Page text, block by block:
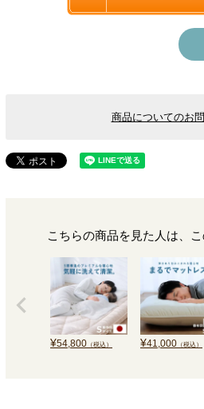
商品についてのお
こちらの商品を見た人は、
¥54,800 （税込） ¥41,000 （税込）